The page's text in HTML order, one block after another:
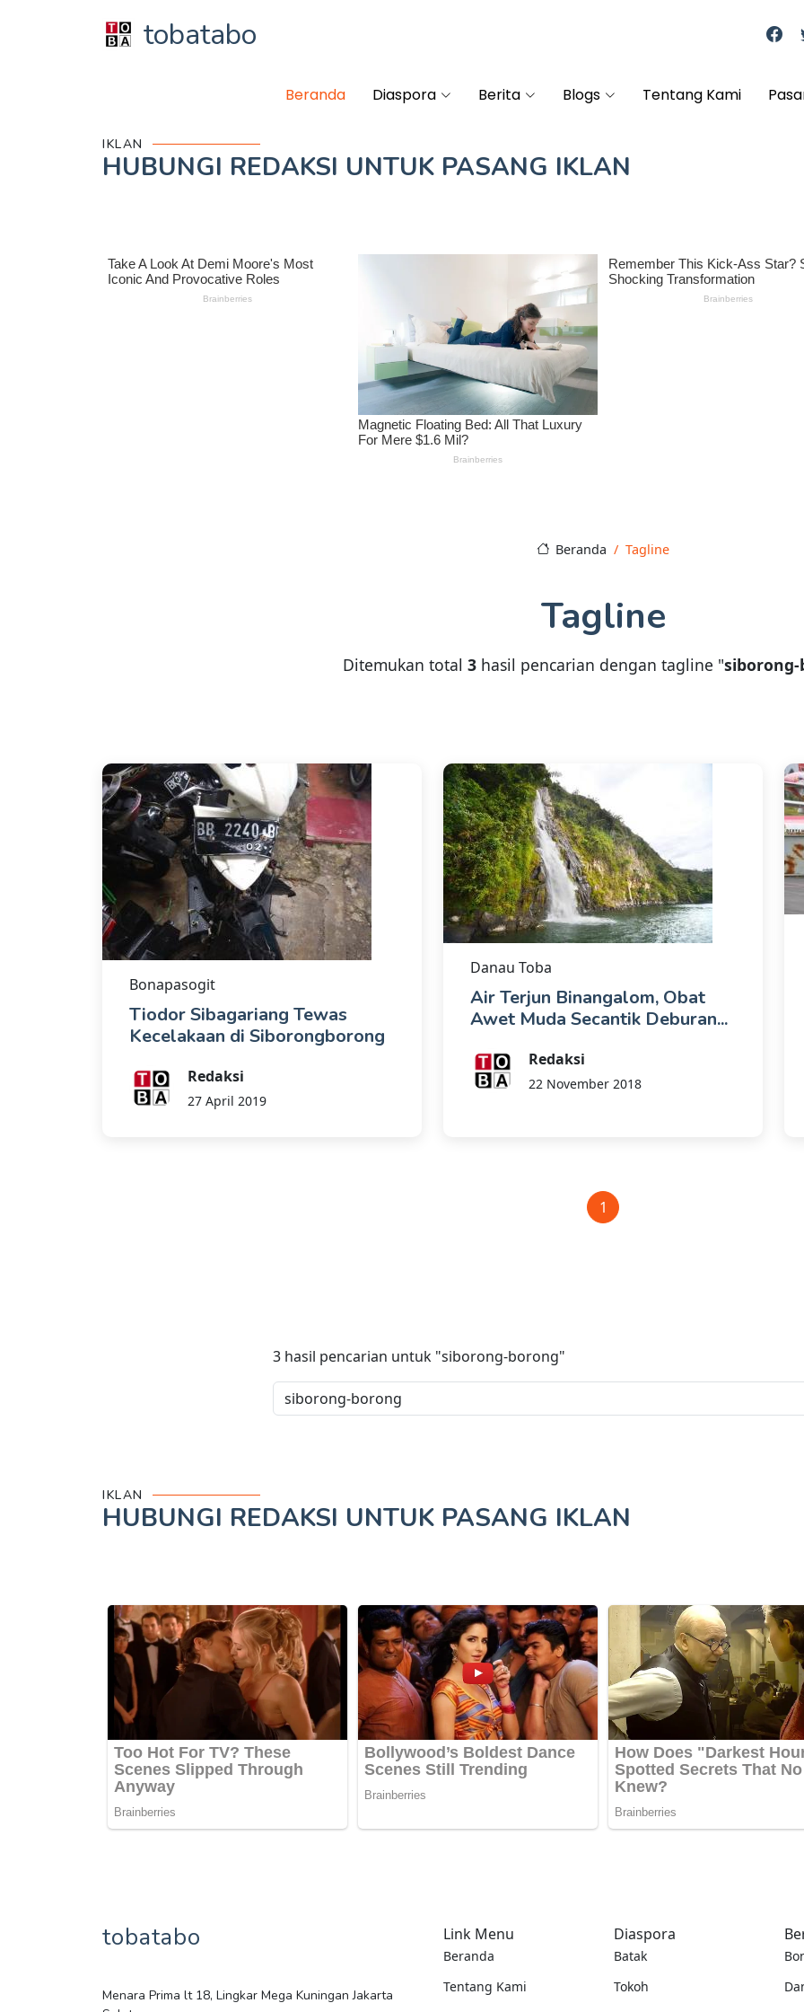
tobatabo
Beranda Diaspora Berita Blogs Tentang Kami
IKLAN
HUBUNGI REDAKSI UNTUK PASANG IKLAN
Beranda Tagline
Tagline
Ditemukan total 3 hasil pencarian dengan tagline "
Bonapasogit
Tiodor Sibagariang Tewas
Kecelakaan di Siborongborong
Redaksi
27 April 2019
Danau Toba
Air Terjun Binangalom, Obat
Awet Muda Secantik Deburan...
Redaksi
22 November 2018
1
3 hasil pencarian untuk "siborong-borong"
IKLAN
HUBUNGI REDAKSI UNTUK PASANG IKLAN
tobatabo
Menara Prima lt 18, Lingkar Mega Kuningan Jakarta
Link Menu
Beranda
Tentang Kami
Diaspora
Batak
Tokoh